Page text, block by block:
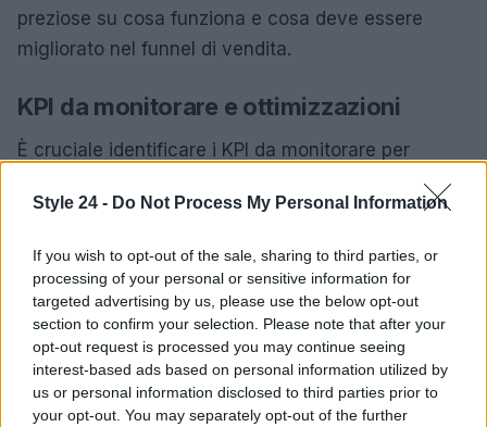
Style 24 - Do Not Process My Personal Information
If you wish to opt-out of the sale, sharing to third parties, or
processing of your personal or sensitive information for
targeted advertising by us, please use the below opt-out
section to confirm your selection. Please note that after your
opt-out request is processed you may continue seeing
interest-based ads based on personal information utilized by
us or personal information disclosed to third parties prior to
your opt-out. You may separately opt-out of the further
preziose su cosa funziona e cosa deve essere
migliorato nel funnel di vendita.
KPI da monitorare e ottimizzazioni
È cruciale identificare i KPI da monitorare per
ottimizzazione. Oltre aCTReROAS, altre metriche
generale, il costo per acquisizione cliente ( CAC
il valore medio dell’ordine (AOV). Monitorare questi
KPI consente di avere una visione chiara
dell’efficacia delle strategie adottate e di apportare
le necessarie ottimizzazioni.